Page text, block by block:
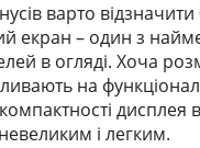
варто відзначити
екран – один з
в огляді. Хоча
на
дисплея
і легким.